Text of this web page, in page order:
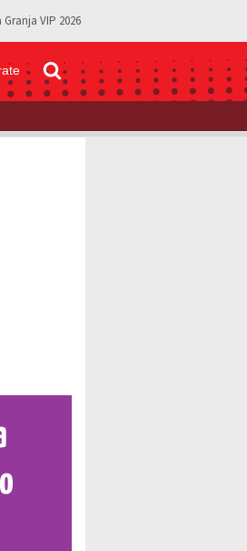
Granja VIP 2026
separado por crisis matrimonial